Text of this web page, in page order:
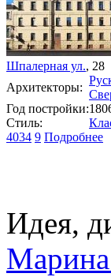
Шпалерная ул., 28
Архитекторы:
Год постройки:
Стиль:
4034 9 Подробнее
Идея,